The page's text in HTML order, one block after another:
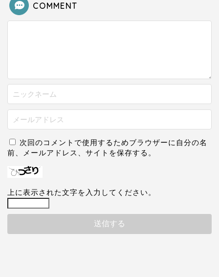
COMMENT
次回のコメントで使用するためブラウザーに自分の名
前、メールアドレス、サイトを保存する。
上に表示された文字を入力してください。